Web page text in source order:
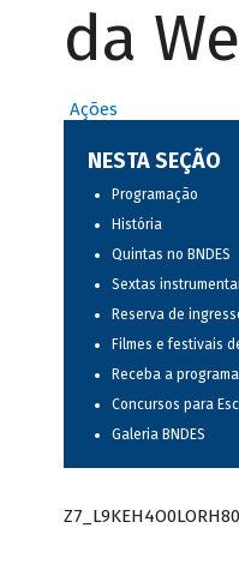
da
Ações
NESTA SEÇÃO
Programação
História
Quintas no BNDES
Sextas
Reserva de
Filmes e festivais
Receba a
Concursos para
Galeria BNDES